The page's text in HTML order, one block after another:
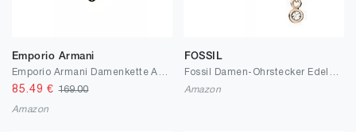
Emporio Armani
85.49 €169.00
Amazon
FOSSIL
Amazon